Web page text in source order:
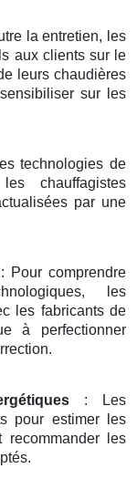
la entretien, les
aux clients sur le
leurs chaudières
sur les
technologies de
chauffagistes
par une
Pour comprendre
les
les fabricants de
à perfectionner
: Les
pour estimer les
recommander les